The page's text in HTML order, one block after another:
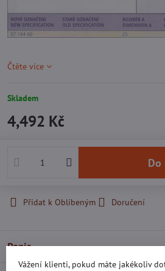
Čtěte více
Skladem
4,492 Kč
Přidat k Oblíbeným Doručení
Popis
Vážení klienti, pokud máte jakékoliv